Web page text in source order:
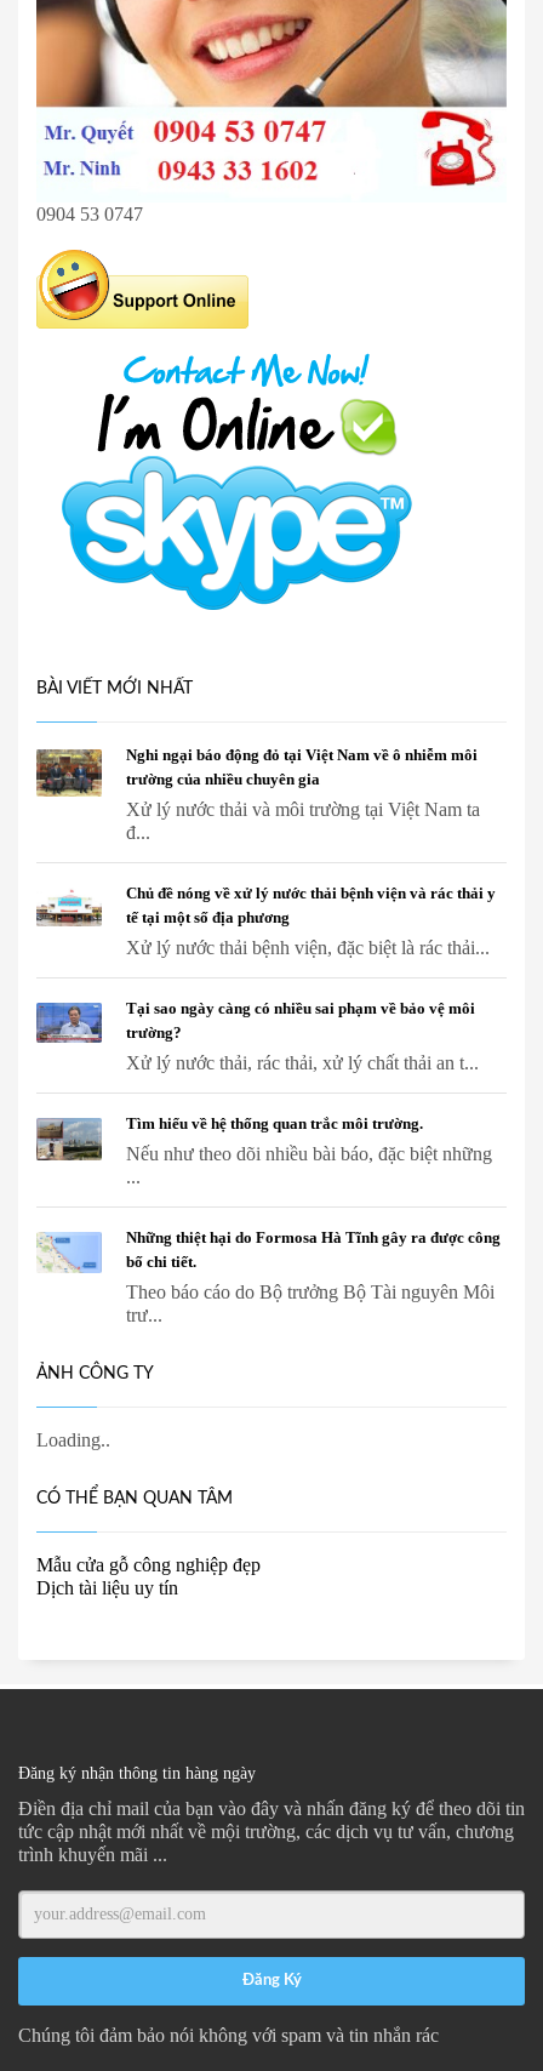
0904 53 0747
BÀI VIẾT MỚI NHẤT
Nghi ngại báo động đỏ tại Việt Nam về ô nhiễm môi
trường của nhiều chuyên gia
Xử lý nước thải và môi trường tại Việt Nam ta
đ...
Chủ đề nóng về xử lý nước thải bệnh viện và rác thải y
tế tại một số địa phương
Xử lý nước thải bệnh viện, đặc biệt là rác thải...
Tại sao ngày càng có nhiều sai phạm về bảo vệ môi
trường?
Xử lý nước thải, rác thải, xử lý chất thải an t...
Tìm hiểu về hệ thống quan trắc môi trường.
Nếu như theo dõi nhiều bài báo, đặc biệt những
...
Những thiệt hại do Formosa Hà Tĩnh gây ra được công
bố chi tiết.
Theo báo cáo do Bộ trưởng Bộ Tài nguyên Môi
trư...
ẢNH CÔNG TY
CÓ THỂ BẠN QUAN TÂM
Mẫu cửa gỗ công nghiệp đẹp
Dịch tài liệu uy tín
Đăng ký nhận thông tin hàng ngày
Điền địa chỉ mail của bạn vào đây và nhấn đăng ký để theo dõi tin
tức cập nhật mới nhất về mội trường, các dịch vụ tư vấn, chương
trình khuyến mãi ...
Chúng tôi đảm bảo nói không với spam và tin nhắn rác